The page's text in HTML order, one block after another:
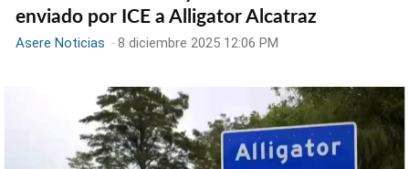
enviado por ICE a Alligator Alcatraz
Asere Noticias -8 diciembre 2025 12:06 PM